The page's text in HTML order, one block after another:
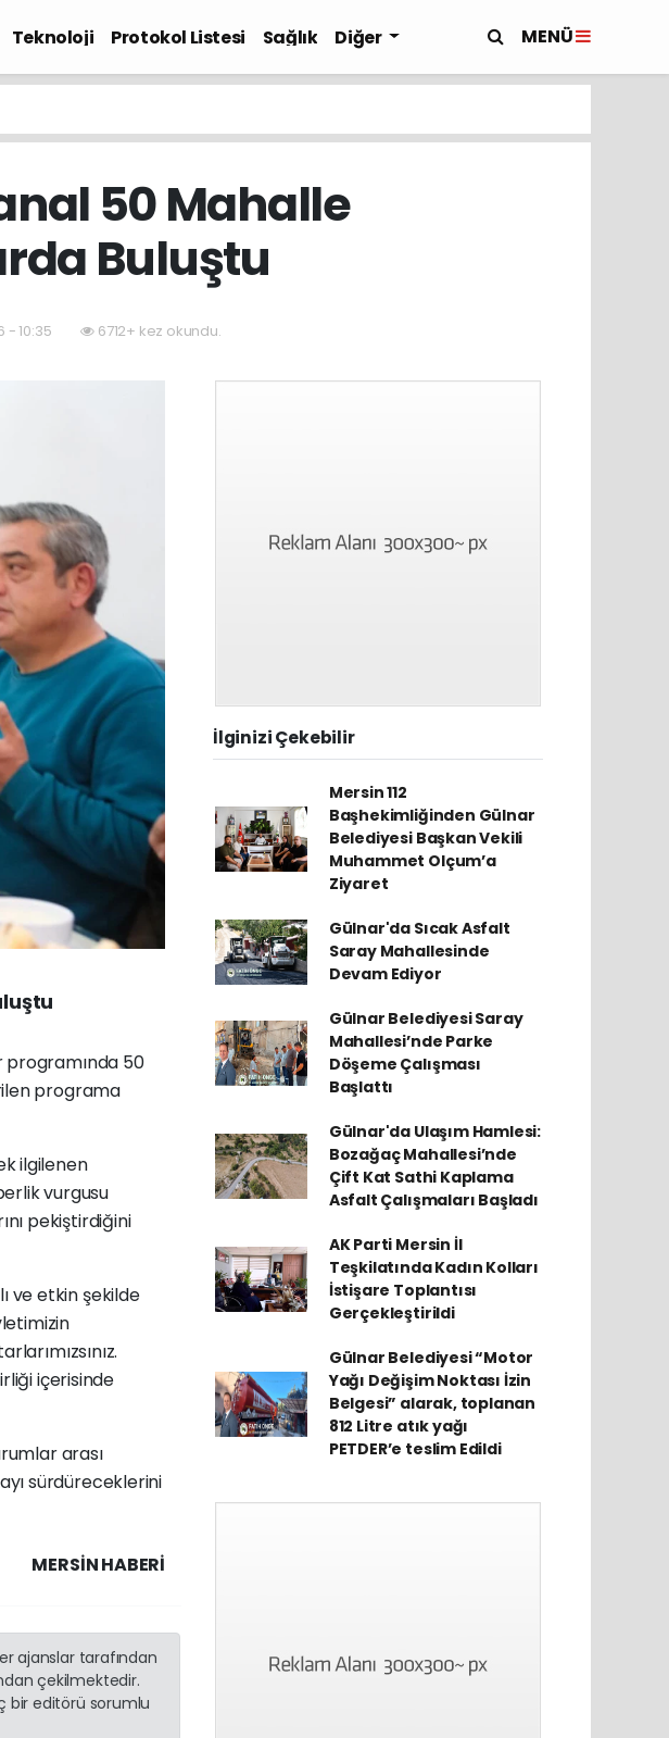
Teknoloji Protokol Listesi Sağlık Diğer MENÜ
50 Mahalle
Buluştu
- 10:35 6712+ kez okundu.
programında 50
programa
ilgilenen
vurgusu
pekiştirdiğini
ve etkin şekilde
içerisinde
arası
sürdüreceklerini
MERSIN HABERİ
ajanslar tarafından
çekilmektedir.
bir editörü sorumlu
İlginizi Çekebilir
Mersin 112
Başhekimliğinden Gülnar
Belediyesi Başkan Vekili
Muhammet Olçum’a
Ziyaret
Gülnar'da Sıcak Asfalt
Saray Mahallesinde
Devam Ediyor
Gülnar Belediyesi Saray
Mahallesi’nde Parke
Döşeme Çalışması
Başlattı
Gülnar'da Ulaşım Hamlesi:
Bozağaç Mahallesi’nde
Çift Kat Sathi Kaplama
Asfalt Çalışmaları Başladı
AK Parti Mersin İl
Teşkilatında Kadın Kolları
İstişare Toplantısı
Gerçekleştirildi
Gülnar Belediyesi “Motor
Yağı Değişim Noktası İzin
Belgesi” alarak, toplanan
812 Litre atık yağı
PETDER’e teslim Edildi